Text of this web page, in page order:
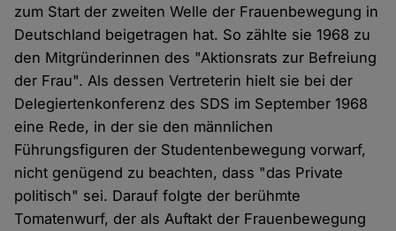
zum Start der zweiten Welle der Frauenbewegung in
Deutschland beigetragen hat. So zählte sie 1968 zu
den Mitgründerinnen des "Aktionsrats zur Befreiung
der Frau". Als dessen Vertreterin hielt sie bei der
Delegiertenkonferenz des SDS im September 1968
eine Rede, in der sie den männlichen
Führungsfiguren der Studentenbewegung vorwarf,
nicht genügend zu beachten, dass "das Private
politisch" sei. Darauf folgte der berühmte
Tomatenwurf, der als Auftakt der Frauenbewegung